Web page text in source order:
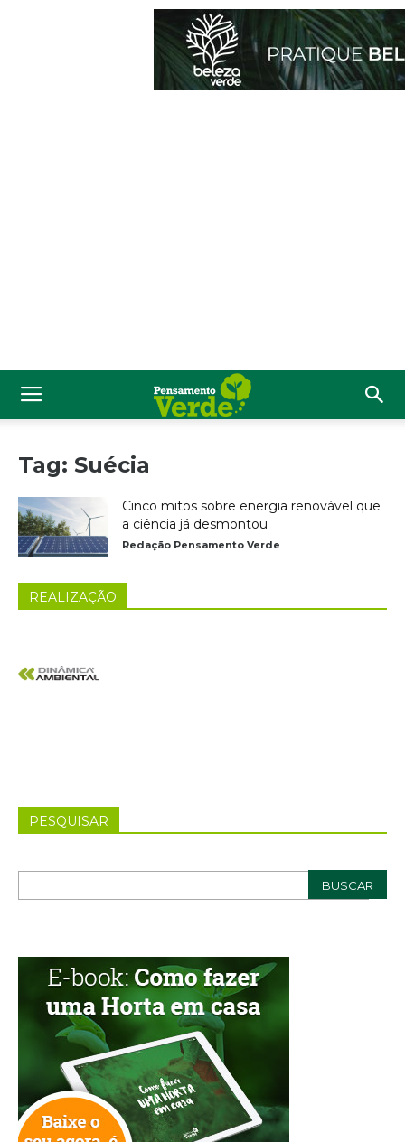
Tag: Suécia
Cinco mitos sobre energia renovável que
a ciência já desmontou
Redação Pensamento Verde
REALIZAÇÃO
PESQUISAR